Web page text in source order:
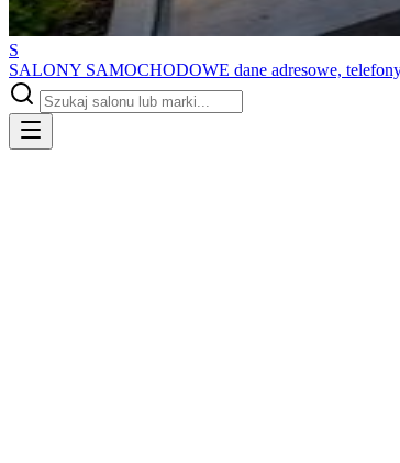
S
SALONY SAMOCHODOWE dane adresowe,